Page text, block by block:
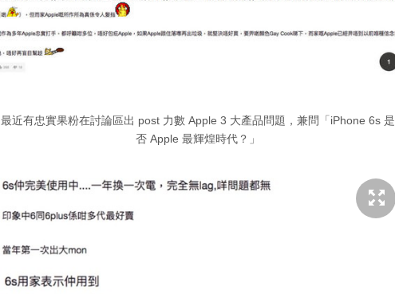
最近有忠實果粉在討論區出 post 力數 Apple 3 大產品問題，兼問「iPhone 6s 是
否 Apple 最輝煌時代？」